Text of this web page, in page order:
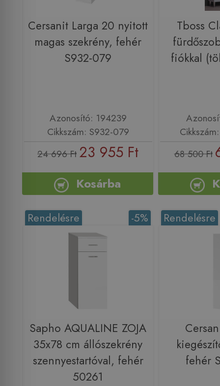
Cersanit Larga 20 nyitott
magas szekrény, fehér
S932-079
Azonosító: 194239
Cikkszám: S932-079
24 696 Ft 23 955 Ft
Kosárba
Tboss
fiókkal
68 500 Ft
-5%
Rendelésre
Sapho AQUALINE ZOJA
35x78 cm állószekrény
szennyestartóval, fehér
50261
Rendelésre
fehér